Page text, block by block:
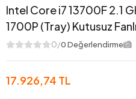
Intel Core i7 13700F 2.1
1700P (Tray) Kutusuz
0/0 Değerlendirme
17.926,74 TL